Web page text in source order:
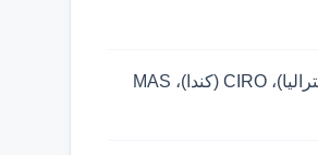
SEC/FINRA (أمريكا)، FCA (بريطانيا)، ASIC (أستراليا)، CIRO (كندا)، MAS